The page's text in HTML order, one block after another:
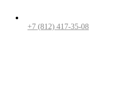
+7 (812) 417-35-08